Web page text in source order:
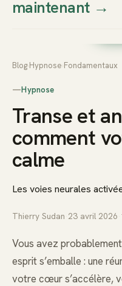
Thierry
maintenant→
Blog Hypnose Fondamentaux
—Hypnose
Transe et
comment
calme
Les voies neurales
Thierry Sudan 23 avril 2026
Vous avez
esprit s’emballe : une
votre cœur s’accélère,